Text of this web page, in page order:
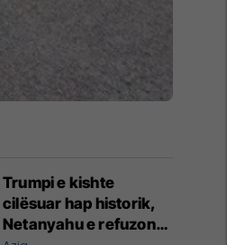
Trumpi e kishte
cilësuar hap historik,
Netanyahu e refuzon